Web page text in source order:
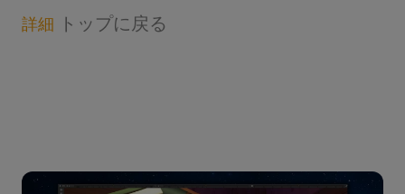
詳細 トップに戻る